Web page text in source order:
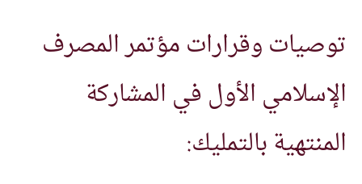
توصيات وقرارات مؤتمر المصرف
الإسلامي الأول في المشاركة
المنتهية بالتمليك: